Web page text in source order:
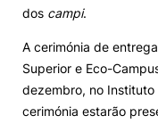
dos campi.
A cerimónia de
Superior e Eco-
dezembro, no Instituto
cerimónia estarão